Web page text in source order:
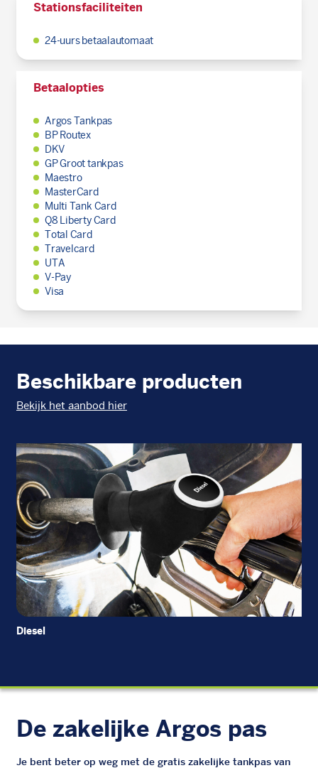
Stationsfaciliteiten
24-uurs betaalautomaat
Betaalopties
Argos Tankpas
BP Routex
DKV
GP Groot tankpas
Maestro
MasterCard
Multi Tank Card
Q8 Liberty Card
Total Card
Travelcard
UTA
V-Pay
Visa
Beschikbare producten
Bekijk het aanbod hier
Diesel
De zakelijke Argos pas
Je bent beter op weg met de gratis zakelijke tankpas van